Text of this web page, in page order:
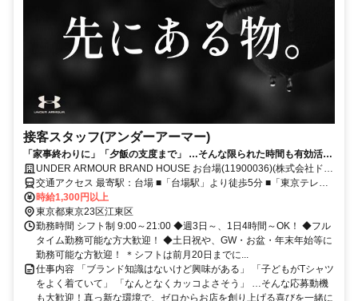
接客スタッフ(アンダーアーマー)
「家事終わりに」「夕飯の支度まで」 …そんな限られた時間も有効活用
★ UNDER ARMOUR BRAND HOUSE お台場(11900036)(株式会社ドー
ム)
交通アクセス 最寄駅：台場 ■「台場駅」より徒歩5分 ■「東京テレポ
ート駅」B出口より徒歩3分 ※駐車場あり
時給1,300円以上
東京都東京23区江東区
勤務時間 シフト制 9:00～21:00 ◆週3日～、1日4時間～OK！ ◆フル
タイム勤務可能な方大歓迎！ ◆土日祝や、GW・お盆・年末年始等に
勤務可能な方歓迎！ ＊シフトは前月20日までに...
仕事内容 「ブランド知識はないけど興味がある」 「子どもがTシャツ
をよく着ていて」 「なんとなくカッコよさそう」 …そんな応募動機
も大歓迎！真っ新な環境で、ゼロからお店を創り上げる喜びを一緒に